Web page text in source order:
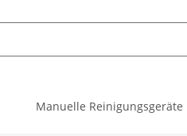
Manuelle Reinigungsgeräte